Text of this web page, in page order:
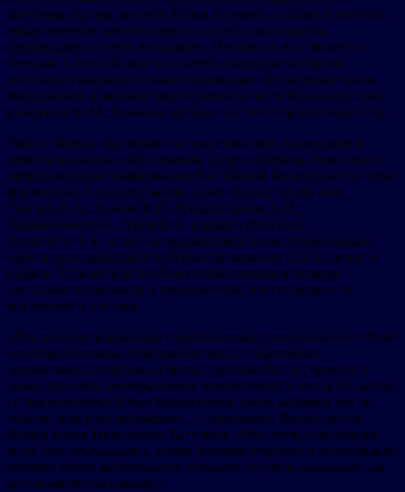
Батурина, друзья, коллеги Юрия Лужкова, а также политики,
общественные деятели, деятели культуры и спорта,
пришедшие почтить его память. Многие из них являются
членами Совета Фонда его имени, заседание которого
состоялось накануне и было посвящено обсуждению цикла
масштабных памятных мероприятий в честь 90-летия со дня
рождения Ю.М. Лужкова, которое состоится ровно через год.
Работу Фонда определяют и поддерживают выдающиеся
деятели культуры, образования, спорта, бизнеса, политики и
сферы массовой информации Российской Федерации, которые
формируют Попечительский совет Фонда. Среди них
Гергиев В.А., Резник И.Р., Рукавишников А.И.,
Садовничий В.А., Урин В.Г., владыка Феогност,
Хинштейн А.Е. и другие выдающиеся люди, разделяющие
идеи и принципы работы Юрия Лужкова во благо города и
страны. В своей работе Фонд в обязательном порядке
учитывает пожелания и предложения, поступающие от
москвичей и россиян.
«Множество инициатив и предложений, поступивших в Фонд
от общественных, образовательных, спортивных
организаций из Москвы и других городов России, привели к
тому, что план мемориальных мероприятий в честь 90-летия
со дня рождения Юрия Михайловича очень обширен как по
объему, так и по географии», — рассказала Председатель
Фонда Елена Николаевна Батурина. «Мы очень благодарны
всем, кто принимает и хочет принять участие в чествовании
памяти этого выдающегося человека, и будем оказывать им
всю возможную помощь».